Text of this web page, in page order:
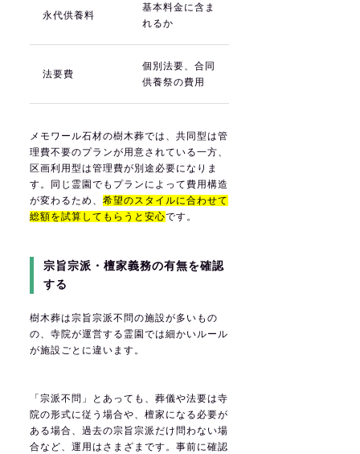
永代供養料
基本料金に含ま
れるか
法要費
個別法要、合同
供養祭の費用
メモワール石材の樹木葬では、共同型は管
理費不要のプランが用意されている一方、
区画利用型は管理費が別途必要になりま
す。同じ霊園でもプランによって費用構造
が変わるため、希望のスタイルに合わせて
総額を試算してもらうと安心です。
宗旨宗派・檀家義務の有無を確認
する
樹木葬は宗旨宗派不問の施設が多いもの
の、寺院が運営する霊園では細かいルール
が施設ごとに違います。
「宗派不問」とあっても、葬儀や法要は寺
院の形式に従う場合や、檀家になる必要が
ある場合、過去の宗旨宗派だけ問わない場
合など、運用はさまざまです。事前に確認